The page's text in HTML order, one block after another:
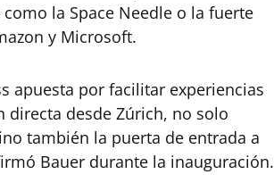
la Space Needle o la fuerte
y Microsoft.
apuesta por facilitar experiencias
directa desde Zúrich, no solo
también la puerta de entrada a
Bauer durante la inauguración.